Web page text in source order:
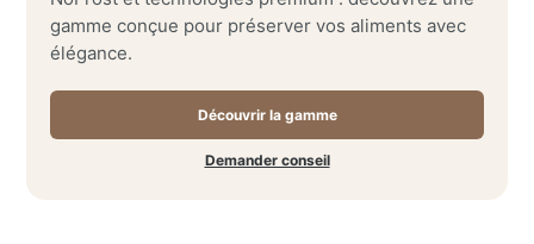
gamme conçue pour préserver vos aliments avec
élégance.
Découvrir la gamme
Demander conseil